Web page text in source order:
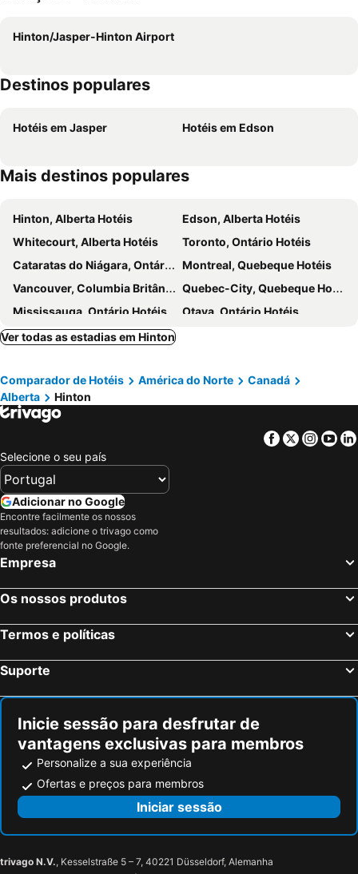
Hinton/Jasper-Hinton Airport
Destinos populares
Hotéis em Jasper Hotéis em Edson
Mais destinos populares
Hinton, Alberta Hotéis
Edson, Alberta Hotéis
Whitecourt, Alberta Hotéis
Toronto, Ontário Hotéis
Cataratas do Niágara, Ontário Hotéis
Montreal, Quebeque Hotéis
Vancouver, Columbia Britânica Hotéis
Quebec-City, Quebeque Hotéis
Mississauga, Ontário Hotéis
Otava, Ontário Hotéis
Jasper, Alberta Hotéis
Ver todas as estadias em Hinton
Comparador de Hotéis América do Norte
Canadá
Alberta
Hinton
Facebook
Twitter
Selecione o seu país
Adicionar no Google
Encontre facilmente os nossos
resultados: adicione o trivago como
fonte preferencial no Google.
Empresa
Os nossos produtos
Termos e políticas
Suporte
Inicie sessão para desfrutar de
vantagens exclusivas para membros
Personalize a sua experiência
Ofertas e preços para membros
Iniciar sessão
trivago N.V., Kesselstraße 5 – 7, 40221 Düsseldorf, Alemanha